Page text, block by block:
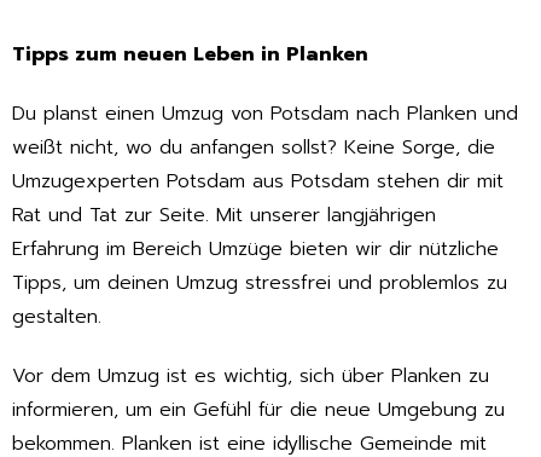
Tipps zum neuen Leben in Planken
Du planst einen Umzug von Potsdam nach Planken und
weißt nicht, wo du anfangen sollst? Keine Sorge, die
Umzugexperten Potsdam aus Potsdam stehen dir mit
Rat und Tat zur Seite. Mit unserer langjährigen
Erfahrung im Bereich Umzüge bieten wir dir nützliche
Tipps, um deinen Umzug stressfrei und problemlos zu
gestalten.
Vor dem Umzug ist es wichtig, sich über Planken zu
informieren, um ein Gefühl für die neue Umgebung zu
bekommen. Planken ist eine idyllische Gemeinde mit